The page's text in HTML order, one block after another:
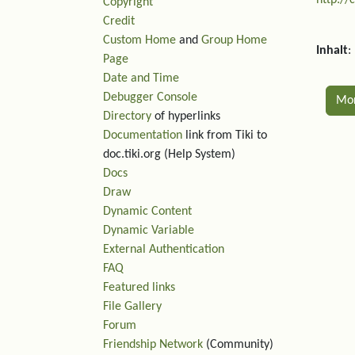
Inhalt:
Credit
Custom Home and Group Home
Page
Date and Time
Debugger Console
Directory of hyperlinks
Documentation link from Tiki to
doc.tiki.org (Help System)
Docs
Draw
Dynamic Content
Dynamic Variable
External Authentication
FAQ
Featured links
File Gallery
Forum
Friendship Network (Community)